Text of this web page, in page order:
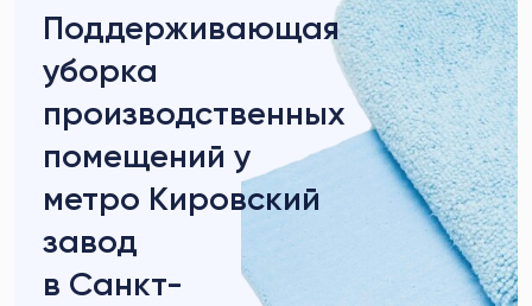
Поддерживающая
уборка
производственных
помещений у
метро Кировский
завод
в Санкт-